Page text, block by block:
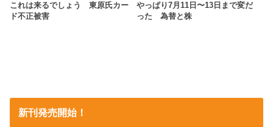
これは来るでしょう 東原氏カー
ド不正被害
やっぱり7月11日〜13日まで変だ
った 為替と株
新刊発売開始！